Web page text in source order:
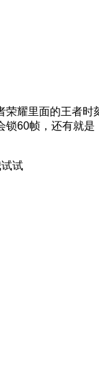
荣耀里面的王者时
锁60帧，还有就是
试